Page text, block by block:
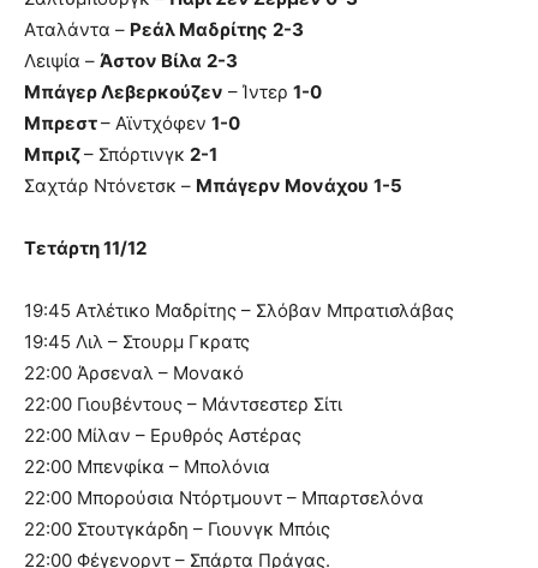
Αταλάντα – Ρεάλ Μαδρίτης 2-3
Λειψία – Άστον Βίλα 2-3
Μπάγερ Λεβερκούζεν – Ίντερ 1-0
Μπρεστ– Αϊντχόφεν 1-0
Μπριζ– Σπόρτινγκ 2-1
Σαχτάρ Ντόνετσκ – Μπάγερν Μονάχου 1-5
Τετάρτη 11/12
19:45 Ατλέτικο Μαδρίτης – Σλόβαν Μπρατισλάβας
19:45 Λιλ – Στουρμ Γκρατς
22:00 Άρσεναλ – Μονακό
22:00 Γιουβέντους – Μάντσεστερ Σίτι
22:00 Μίλαν – Ερυθρός Αστέρας
22:00 Μπενφίκα – Μπολόνια
22:00 Μπορούσια Ντόρτμουντ – Μπαρτσελόνα
22:00 Στουτγκάρδη – Γιουνγκ Μπόις
22:00 Φέγενορντ – Σπάρτα Πράγας.